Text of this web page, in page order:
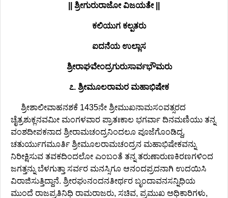
|| ಶ್ರೀಗುರುರಾಜೋ ವಿಜಯತೇ ||
ಕಲಿಯುಗ ಕಲ್ಪತರು
ಐದನೆಯ ಉಲ್ಲಾಸ
ಶ್ರೀರಾಘವೇಂದ್ರಗುರುಸಾರ್ವಭೌಮರು
೭. ಶ್ರೀಮೂಲರಾಮರ ಮಹಾಭಿಷೇಕ
ಶ್ರೀಶಾಲೀವಾಹನಶಕೆ 1435ನೇ ಶ್ರೀಮುಖನಾಮಸಂವತ್ಸರದ
ಚೈತ್ರಶುಕ್ಲನವಮೀ ಮಂಗಳವಾರ ಪ್ರಾತಃಕಾಲ ಭಗರ್ವಾ ದಿನಮಣಿಯು ತನ್ನ
ವಂಶದೀಪಕನಾದ ಶ್ರೀರಾಮಚಂದ್ರನಿಂದಲೂ ಪೂಜೆಗೊಂಡಿದ್ದ,
ಚತುರ್ಯುಗಮೂರ್ತಿ ಶ್ರೀಮೂಲರಾಮಚಂದ್ರನ ಮಹಾಭಿಷೇಕವನ್ನು
ನಿರೀಕ್ಷಿಸುವ ತವಕದಿಂದಲೋ ಎಂಬಂತೆ ತನ್ನ ತರುಣಾರುಣಕಿರಣಗಳಿಂದ
ಜಗತ್ತನ್ನು ಬೆಳಗುತ್ತಾ ಸರ್ವರ ಮನಸ್ಸಿಗೂ ಆನಂದಪ್ರದನಾಗಿ ಉದಯಿಸಿ
ವಿರಾಜಿಸುತ್ತಿದ್ದಾನೆ. ಶ್ರೀರಘುನಂದನತೀರ್ಥರ ಬೃಂದಾವನಸನ್ನಿಧಿಯ
ಮುಂದೆ ರಾಜಪ್ರತಿನಿಧಿ ರಾಮರಾಜರು, ಸಚಿವ, ಪ್ರಮುಖ ಅಧಿಕಾರಿಗಳು,